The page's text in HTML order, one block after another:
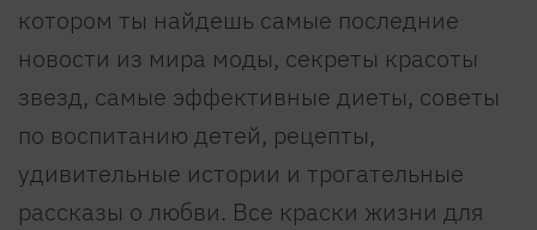
котором ты найдешь самые последние
новости из мира моды, секреты красоты
звезд, самые эффективные диеты, советы
по воспитанию детей, рецепты,
удивительные истории и трогательные
рассказы о любви. Все краски жизни для